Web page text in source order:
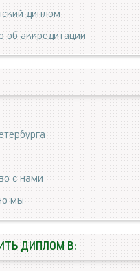
диплом
об аккредитации
с нами
мы
ДИПЛОМ В: